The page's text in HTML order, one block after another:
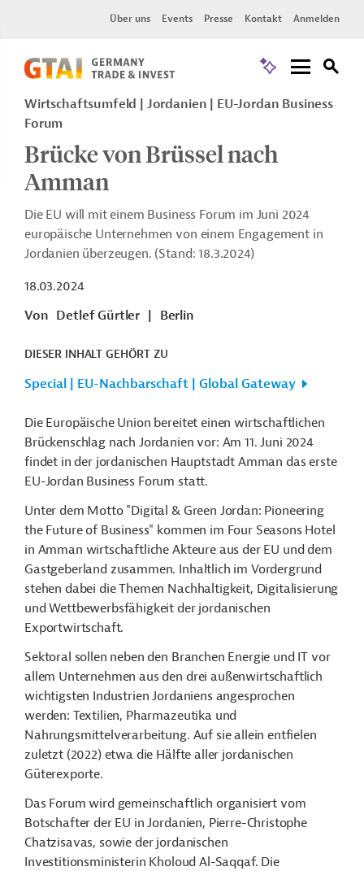
Über uns Events Presse Kontakt Anmelden
Wirtschaftsumfeld | Jordanien | EU-Jordan Business
Forum
Brücke von Brüssel nach
Amman
Die EU will mit einem Business Forum im Juni 2024
europäische Unternehmen von einem Engagement in
Jordanien überzeugen. (Stand: 18.3.2024)
18.03.2024
Von Detlef Gürtler Berlin
DIESER INHALT GEHÖRT ZU
Special | EU-Nachbarschaft | Global Gateway
Die Europäische Union bereitet einen wirtschaftlichen
Brückenschlag nach Jordanien vor: Am 11. Juni 2024
findet in der jordanischen Hauptstadt Amman das erste
EU-Jordan Business Forum statt.
Unter dem Motto "Digital & Green Jordan: Pioneering
the Future of Business" kommen im Four Seasons Hotel
in Amman wirtschaftliche Akteure aus der EU und dem
Gastgeberland zusammen. Inhaltlich im Vordergrund
stehen dabei die Themen Nachhaltigkeit, Digitalisierung
und Wettbewerbsfähigkeit der jordanischen
Exportwirtschaft.
Sektoral sollen neben den Branchen Energie und IT vor
allem Unternehmen aus den drei außenwirtschaftlich
wichtigsten Industrien Jordaniens angesprochen
werden: Textilien, Pharmazeutikaund
Nahrungsmittelverarbeitung. Auf sie allein entfielen
zuletzt (2022) etwa die Hälfte aller jordanischen
Güterexporte.
Das Forum wird gemeinschaftlich organisiert vom
Botschafter der EU in Jordanien, Pierre-Christophe
Chatzisavas, sowie der jordanischen
Investitionsministerin Kholoud Al-Saqqaf. Die